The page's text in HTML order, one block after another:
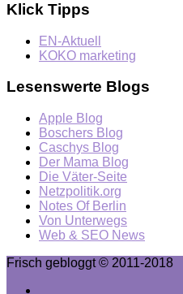
Klick Tipps
EN-Aktuell
KOKO marketing
Lesenswerte Blogs
Apple Blog
Boschers Blog
Caschys Blog
Der Mama Blog
Die Väter-Seite
Netzpolitik.org
Notes Of Berlin
Von Unterwegs
Web & SEO News
Frisch gebloggt © 2011-2018